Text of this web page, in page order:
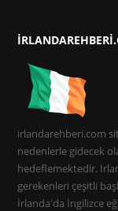
irlandarehberi.com
nedenlerle gidecek
hedeflemektedir.
gerekenleri çeşitli
İrlanda'da İngilizce